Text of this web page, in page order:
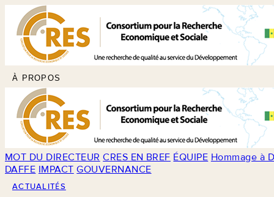
À PROPOS
MOT DU DIRECTEUR CRES EN BREF ÉQUIPE Hommage à
DAFFE IMPACT GOUVERNANCE
ACTUALITÉS